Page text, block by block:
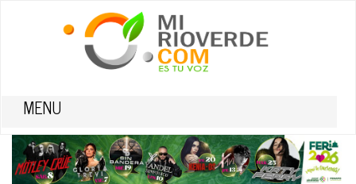
MENU